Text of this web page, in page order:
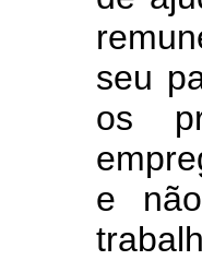
seu
os
e